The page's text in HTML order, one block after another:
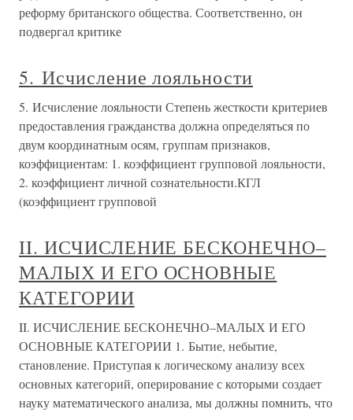
реформу британского общества. Соответственно, он
подвергал критике
5. Исчисление лояльности
5. Исчисление лояльности Степень жесткости критериев
предоставления гражданства должна определяться по
двум координатным осям, группам признаков,
коэффициентам: 1. коэффициент групповой лояльности,
2. коэффициент личной сознательности.КГЛ
(коэффициент групповой
II. ИСЧИСЛЕНИЕ БЕСКОНЕЧНО–
МАЛЫХ И ЕГО ОСНОВНЫЕ
КАТЕГОРИИ
II. ИСЧИСЛЕНИЕ БЕСКОНЕЧНО–МАЛЫХ И ЕГО
ОСНОВНЫЕ КАТЕГОРИИ 1. Бытие, небытие,
становление. Приступая к логическому анализу всех
основных категорий, оперирование с которыми создает
науку математического анализа, мы должны помнить, что